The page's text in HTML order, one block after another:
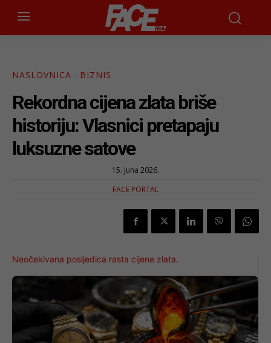
NASLOVNICA BIZNIS
Rekordna cijena zlata briše
historiju: Vlasnici pretapaju
luksuzne satove
15. juna 2026.
FACE PORTAL
Neočekivana posljedica rasta cijene zlata.